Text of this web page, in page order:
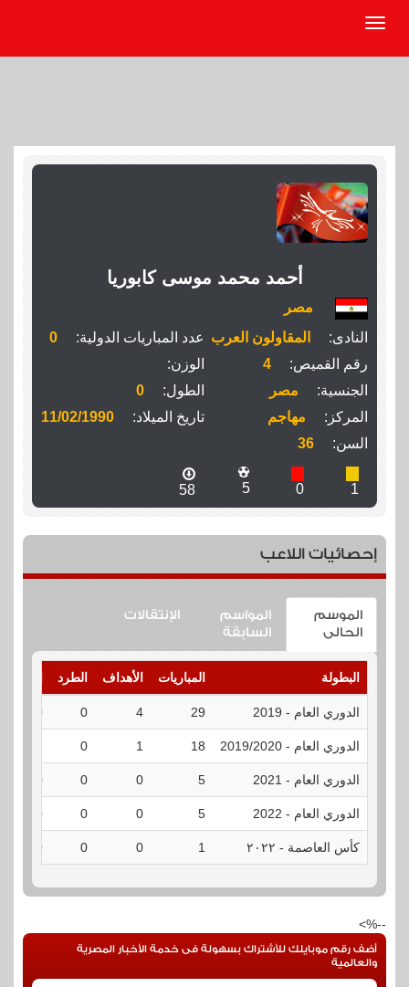
أحمد محمد موسى كابوريا
مصر
النادى:
المقاولون العرب عدد المباريات الدولية:
0
رقم القميص:
4
الوزن:
الجنسية:
مصر الطول:
0
المركز:
مهاجم تاريخ الميلاد:
11/02/1990
السن:
36
1
0
5
58
إحصائيات اللاعب
الموسم
الحالى
المواسم
السابقة
الإنتقالات
البطولة المباريات الأهداف الطرد
الدوري العام - 2019 29
4
0
0
الدوري العام - 2019/2020 18
1
0
الدوري العام - 2021 5
0
0
0
الدوري العام - 2022 5
0
0
0
كأس العاصمة - ٢٠٢٢ 1
0
0
0
--%>
أضف رقم موبايلك للأشتراك بسهولة فى خدمة الأخبار المصرية
والعالمية